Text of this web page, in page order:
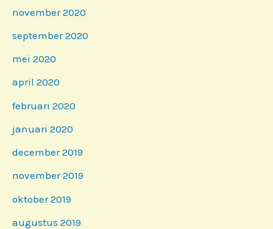
november 2020
september 2020
mei 2020
april 2020
februari 2020
januari 2020
december 2019
november 2019
oktober 2019
augustus 2019